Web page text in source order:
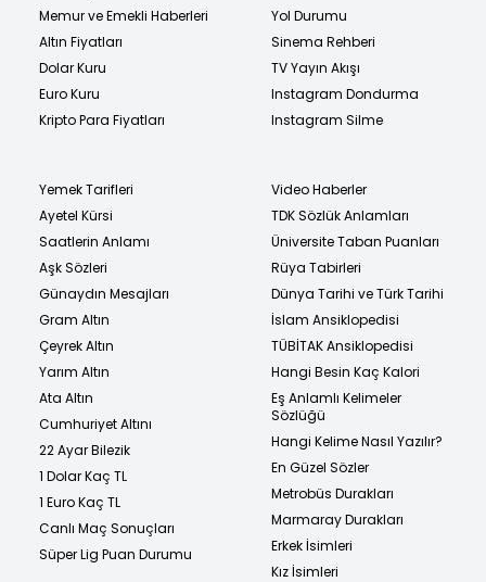
Memur ve Emekli Haberleri
Altın Fiyatları
Dolar Kuru
Euro Kuru
Kripto Para Fiyatları
Yol Durumu
Sinema Rehberi
TV Yayın Akışı
Instagram Dondurma
Instagram Silme
Yemek Tarifleri
Ayetel Kürsi
Saatlerin Anlamı
Aşk Sözleri
Günaydın Mesajları
Gram Altın
Çeyrek Altın
Yarım Altın
Ata Altın
Cumhuriyet Altını
22 Ayar Bilezik
1 Dolar Kaç TL
1 Euro Kaç TL
Canlı Maç Sonuçları
Süper Lig Puan Durumu
Video Haberler
TDK Sözlük Anlamları
Üniversite Taban Puanları
Rüya Tabirleri
Dünya Tarihi ve Türk Tarihi
İslam Ansiklopedisi
TÜBİTAK Ansiklopedisi
Hangi Besin Kaç Kalori
Eş Anlamlı Kelimeler
Sözlüğü
Hangi Kelime Nasıl Yazılır?
En Güzel Sözler
Metrobüs Durakları
Marmaray Durakları
Erkek İsimleri
Kız İsimleri